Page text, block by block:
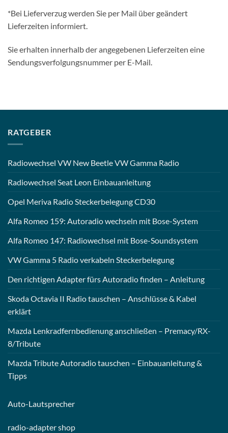
*Bei Lieferverzug werden Sie per Mail über geändert
Lieferzeiten informiert.
Sie erhalten innerhalb der angegebenen Lieferzeiten eine
Sendungsverfolgungsnummer per E-Mail.
RATGEBER
Radiowechsel VW New Beetle VW Gamma Radio
Radiowechsel Seat Leon Einbauanleitung
Opel Meriva Radio Steckerbelegung CD30
Alfa Romeo 159: Autoradio wechseln mit Bose-System
Alfa Romeo 147: Radiowechsel mit Bose-Soundsystem
VW Gamma 5 Radio verkabeln Steckerbelegung
Den richtigen Adapter fürs Autoradio finden – Anleitung
Skoda Octavia II Radio tauschen – Anschlüsse & Kabel
erklärt
Mazda Lenkradfernbedienung anschließen – Premacy/RX-
8/Tribute
Mazda Tribute Autoradio tauschen – Einbauanleitung &
Tipps
Auto-Lautsprecher
radio-adapter shop